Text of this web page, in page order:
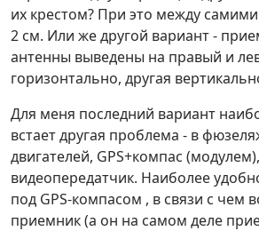
их крестом? При это между
2 см. Или же другой вариант -
антенны выведены на правый и
горизонтально, другая
Для меня последний вариант
встает другая проблема - в
двигателей, GPS+компас (модулем),
видеопередатчик. Наиболее
под GPS-компасом , в связи с чем
приемник (а он на самом деле